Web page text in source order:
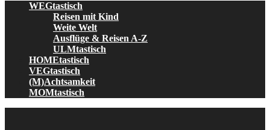
WEGtastisch
Reisen mit Kind
Weite Welt
Ausflüge & Reisen A-Z
ULMtastisch
HOMEtastisch
VEGtastisch
(M)Achtsamkeit
MOMtastisch